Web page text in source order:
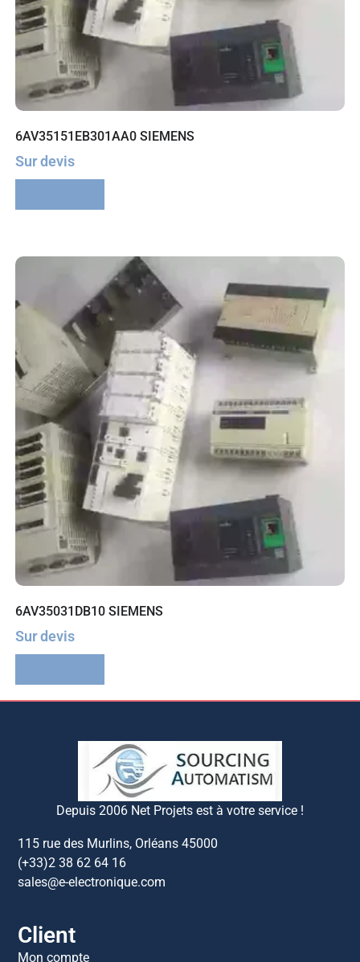
6AV35151EB301AA0 SIEMENS
Sur devis
6AV35031DB10 SIEMENS
Sur devis
Depuis 2006 Net Projets est à votre service !
115 rue des Murlins, Orléans 45000
(+33)2 38 62 64 16
sales@e-electronique.com
Client
Mon compte